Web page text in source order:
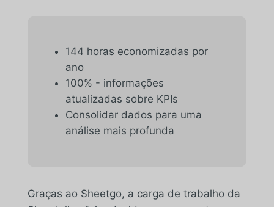
144 horas economizadas por
ano
100% - informações
atualizadas sobre KPIs
Consolidar dados para uma
análise mais profunda
Graças ao Sheetgo, a carga de trabalho da